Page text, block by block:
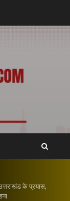
के प्रयास,